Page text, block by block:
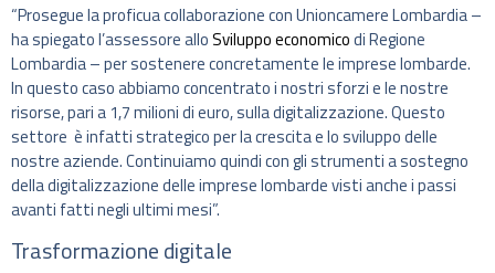
“Prosegue la proficua collaborazione con Unioncamere Lombardia –
ha spiegato l’assessore alloSviluppo economicodi Regione
Lombardia – per sostenere concretamente le imprese lombarde.
In questo caso abbiamo concentrato i nostri sforzi e le nostre
risorse, pari a 1,7 milioni di euro, sulla digitalizzazione. Questo
settore è infatti strategico per la crescita e lo sviluppo delle
nostre aziende. Continuiamo quindi con gli strumenti a sostegno
della digitalizzazione delle imprese lombarde visti anche i passi
avanti fatti negli ultimi mesi”.
Trasformazione digitale